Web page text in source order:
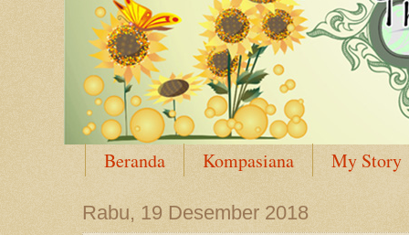
Beranda Kompasiana My Story
Rabu, 19 Desember 2018